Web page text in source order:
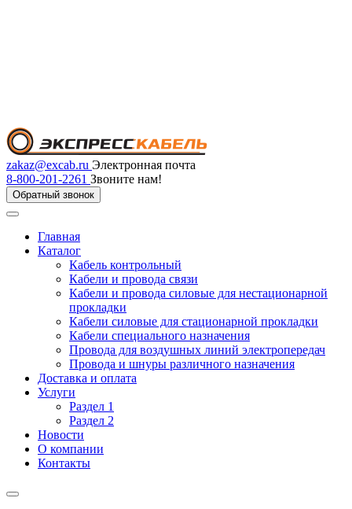
zakaz@excab.ru Электронная почта
8-800-201-2261 Звоните нам!
Обратный звонок
Главная
Каталог
Кабель контрольный
Кабели и провода связи
Кабели и провода силовые для нестационарной
прокладки
Кабели силовые для стационарной прокладки
Кабели специального назначения
Провода для воздушных линий электропередач
Провода и шнуры различного назначения
Доставка и оплата
Услуги
Раздел 1
Раздел 2
Новости
О компании
Контакты